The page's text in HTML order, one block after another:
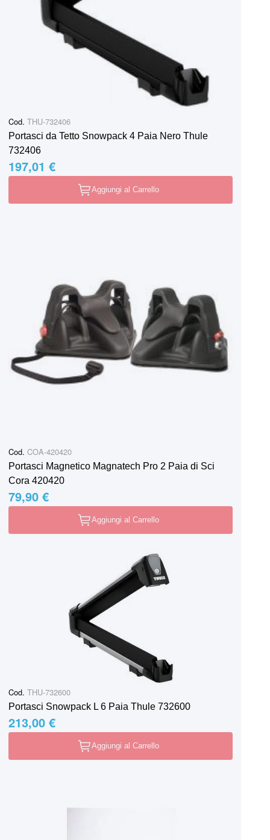
Cod. THU-732406
Portasci da Tetto Snowpack 4 Paia Nero Thule
732406
197,01 €
Aggiungi al Carrello
Cod. COA-420420
Portasci Magnetico Magnatech Pro 2 Paia di Sci
Cora 420420
79,90 €
Aggiungi al Carrello
Cod. THU-732600
Portasci Snowpack L 6 Paia Thule 732600
213,00 €
Aggiungi al Carrello